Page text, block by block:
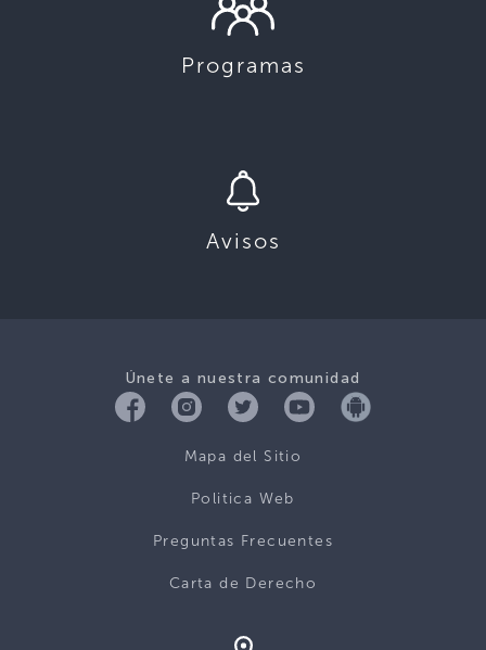
Programas
Avisos
Únete a nuestra comunidad
Mapa del Sitio
Politica Web
Preguntas Frecuentes
Carta de Derecho